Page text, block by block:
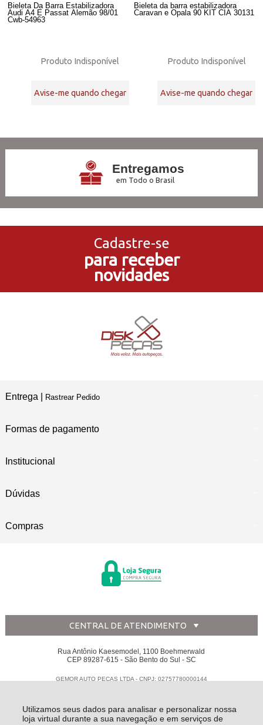
Utilizamos seus dados para analisar e personalizar nossa
loja virtual durante a sua navegação e em serviços de
Bieleta Da Barra Estabilizadora
Audi A4 E Passat Alemão 98/01
Cwb-54963
Produto Indisponível
Avise-me quando chegar
Bieleta da barra estabilizadora
Caravan e Opala 90 KIT CIA 30131
Produto Indisponível
Avise-me quando chegar
Entregamos
em Todo o Brasil
no Cartão de Crédito
5% de Desconto
no Pagamento PIX
Em Nossas Lojas Físicas
Cadastre-se
para receber
novidades
Entrega | Rastrear Pedido
Formas de pagamento
Institucional
Dúvidas
Compras
CENTRAL DE ATENDIMENTO
Rua Antônio Kaesemodel, 1100 Boehmerwald
CEP 89287-615 - São Bento do Sul - SC
GEMOR AUTO PECAS LTDA - CNPJ: 02757780000144